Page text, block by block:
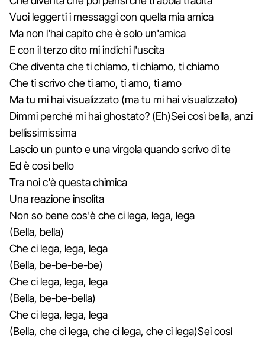
Vuoi leggerti i messaggi con quella mia amica
Ma non l'hai capito che è solo un'amica
E con il terzo dito mi indichi l'uscita
Che diventa che ti chiamo, ti chiamo, ti chiamo
Che ti scrivo che ti amo, ti amo, ti amo
Ma tu mi hai visualizzato (ma tu mi hai visualizzato)
Dimmi perché mi hai ghostato? (Eh)Sei così bella, anzi
bellissimissima
Lascio un punto e una virgola quando scrivo di te
Ed è così bello
Tra noi c'è questa chimica
Una reazione insolita
Non so bene cos'è che ci lega, lega, lega
(Bella, bella)
Che ci lega, lega, lega
(Bella, be-be-be-be)
Che ci lega, lega, lega
(Bella, be-be-bella)
Che ci lega, lega, lega
(Bella, che ci lega, che ci lega, che ci lega)Sei così